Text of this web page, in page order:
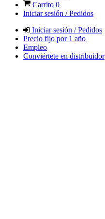
Carrito 0
Iniciar sesión / Pedidos
Iniciar sesión / Pedidos
Precio fijo por 1 año
Empleo
Conviértete en distribuidor